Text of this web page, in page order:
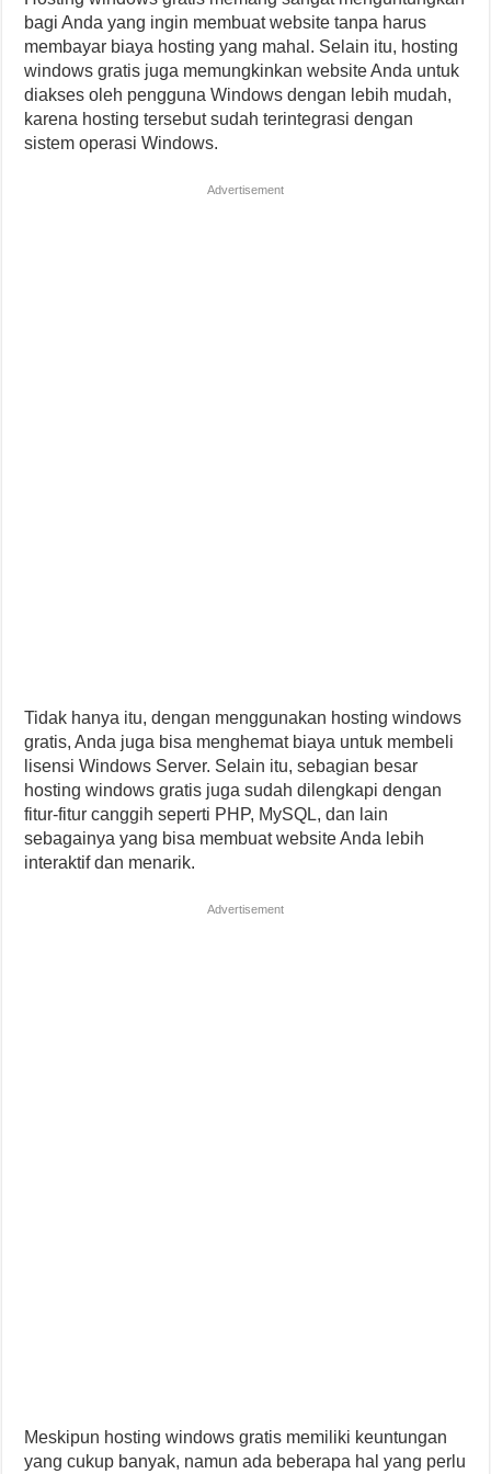
bagi Anda yang ingin membuat website tanpa harus
membayar biaya hosting yang mahal. Selain itu, hosting
windows gratis juga memungkinkan website Anda untuk
diakses oleh pengguna Windows dengan lebih mudah,
karena hosting tersebut sudah terintegrasi dengan
sistem operasi Windows.
Advertisement
Tidak hanya itu, dengan menggunakan hosting windows
gratis, Anda juga bisa menghemat biaya untuk membeli
lisensi Windows Server. Selain itu, sebagian besar
hosting windows gratis juga sudah dilengkapi dengan
fitur-fitur canggih seperti PHP, MySQL, dan lain
sebagainya yang bisa membuat website Anda lebih
interaktif dan menarik.
Advertisement
Meskipun hosting windows gratis memiliki keuntungan
yang cukup banyak, namun ada beberapa hal yang perlu